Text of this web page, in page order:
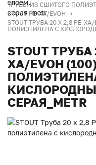
ТРУБЫ ИЗ СШИТОГО
STOUT PE-XA/EVOH
STOUT ТРУБА 20 Х 2,8 PE-
ПОЛИЭТИЛЕНА С
STOUT ТРУБА
XA/EVOH
СЕРАЯ_METR